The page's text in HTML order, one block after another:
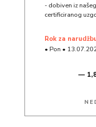
- dobiven iz
certificiranog
rok za
• Pon •